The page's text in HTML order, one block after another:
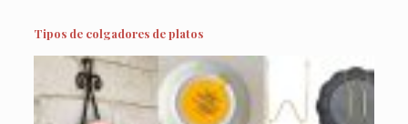
Tipos de colgadores de platos